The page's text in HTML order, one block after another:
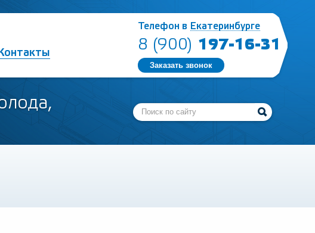
Телефон в Екатеринбурге
8 (900) 197-16-31
Заказать звонок
Контакты